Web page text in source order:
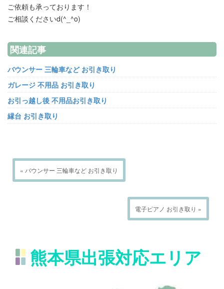
ご依頼も承っております！
ご相談くださいd(^_^o)
関連記事
バウンサー 三輪車など お引き取り
ガレージ 不用品 お引き取り
お引っ越し後 不用品お引き取り
縁台 お引き取り
« バウンサー 三輪車など お引き取り
電子ピアノ お引き取り »
熊本県出張対応エリア